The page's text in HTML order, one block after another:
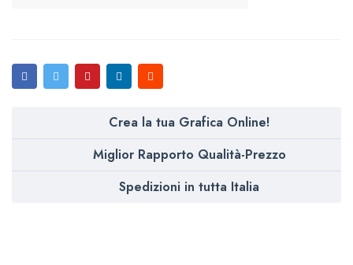
Crea la tua Grafica Online!
Miglior Rapporto Qualità-Prezzo
Spedizioni in tutta Italia